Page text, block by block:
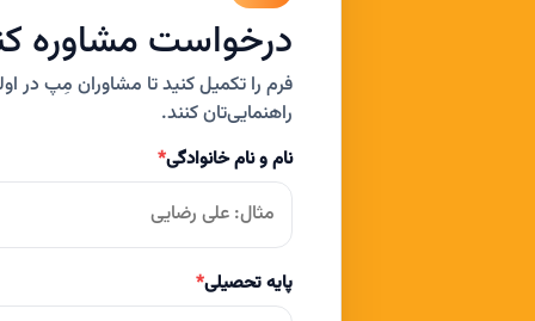
درخواست مشاوره
فرم را تکمیل کنید تا مشاوران مِپ در
راهنمایی‌تان کنند.
نام و نام خانوادگی*
پایه تحصیلی*